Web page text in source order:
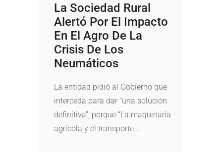
La Sociedad Rural
Alertó Por El Impacto
En El Agro De La
Crisis De Los
Neumáticos
La entidad pidió al Gobierno que
interceda para dar “una solución
definitiva”, porque “La maquinaria
agrícola y el transporte...